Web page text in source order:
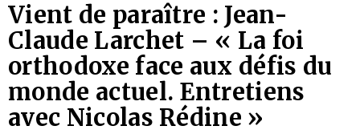
Vient de paraître : Jean-
Claude Larchet – « La foi
orthodoxe face aux défis du
monde actuel. Entretiens
avec Nicolas Rédine »